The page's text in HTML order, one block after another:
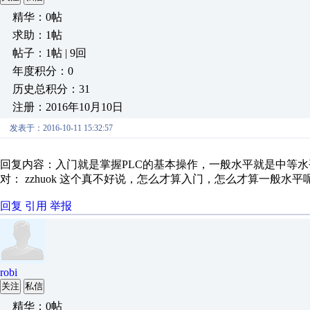
精华：0帖
求助：1帖
帖子：1帖 | 9回
年度积分：0
历史总积分：31
注册：2016年10月10日
发表于：2016-10-11 15:32:57
回复内容：入门就是掌握PLC的基本操作，一般水平就是中等
对： zzhuok 这个真不好说，怎么才算入门，怎么才算一般水平
回复 引用 举报
robi
关注 私信
精华：0帖